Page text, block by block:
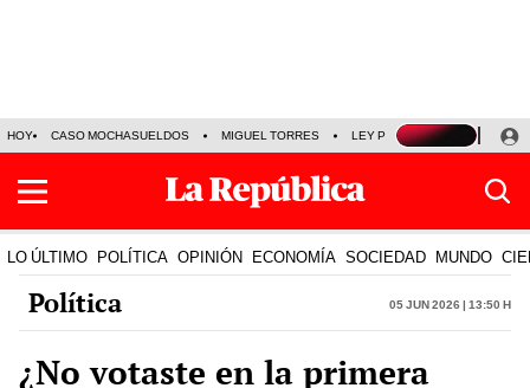
HOY CASO MOCHASUELDOS MIGUEL TORRES LEY PULPÍN PRECIO DEL
LO ÚLTIMO POLÍTICA OPINIÓN ECONOMÍA SOCIEDAD MUNDO
Política 05 Jun 2026 | 13:50 h
¿No votaste en la primera